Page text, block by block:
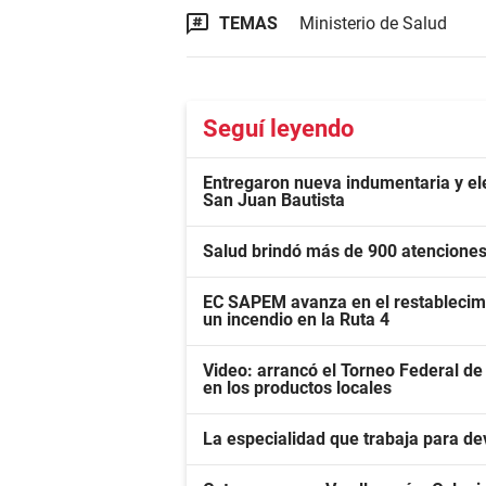
TEMAS Ministerio de Salud
Seguí leyendo
Entregaron nueva indumentaria y
San Juan Bautista
Salud brindó más de 900
EC SAPEM avanza en el
un incendio en la Ruta 4
Video: arrancó el Torneo Federal
en los productos locales
La especialidad que trabaja para